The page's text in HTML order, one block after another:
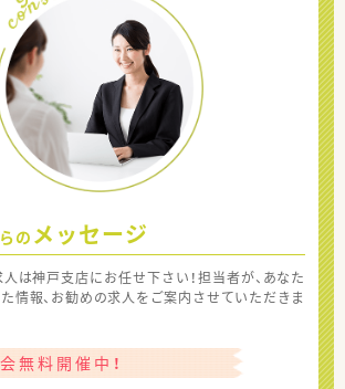
の メッセージ
は神戸支店にお任せ下さい！担当者が、あなた
情報、お勧めの求人をご案内させていただきま
無料開催中！